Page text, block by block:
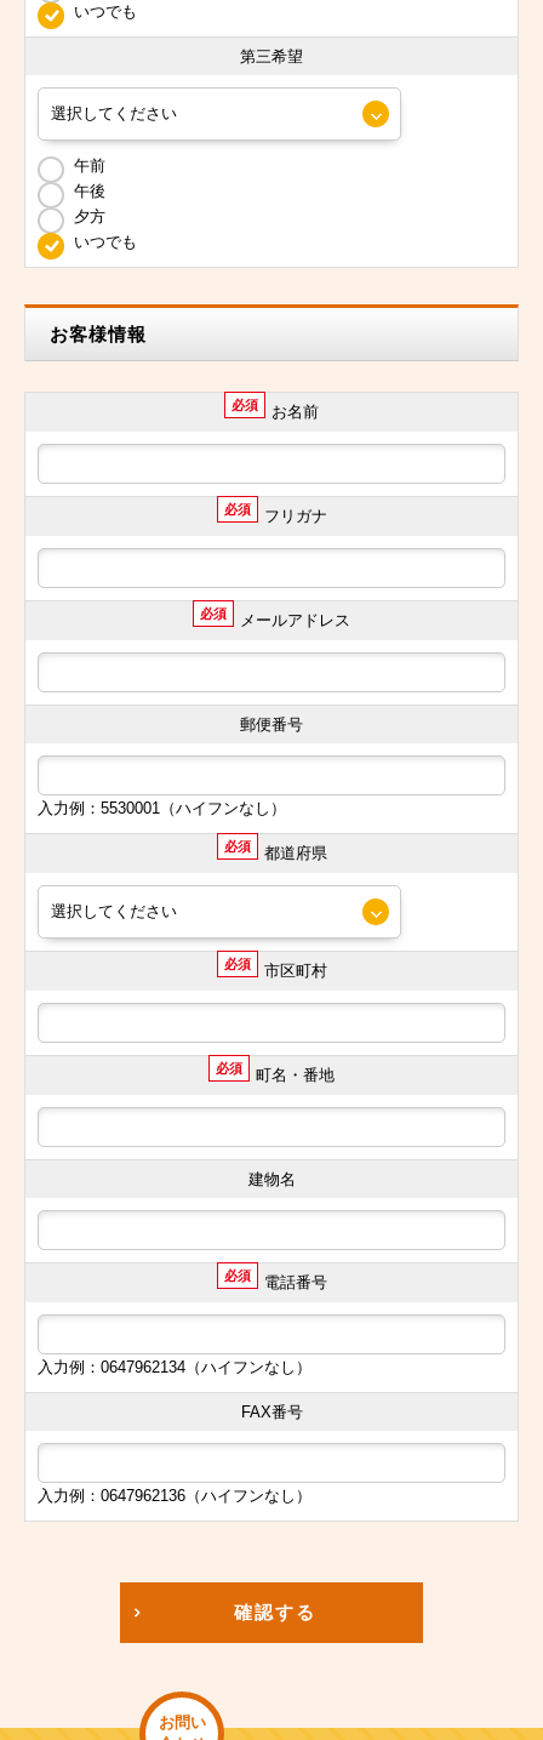
いつでも
第三希望
午前
午後
夕方
いつでも
お客様情報
必須 お名前
必須 フリガナ
必須 メールアドレス
郵便番号
入力例：5530001（ハイフンなし）
必須 都道府県
必須 市区町村
必須 町名・番地
建物名
必須 電話番号
入力例：0647962134（ハイフンなし）
FAX番号
入力例：0647962136（ハイフンなし）
確認する
お問い